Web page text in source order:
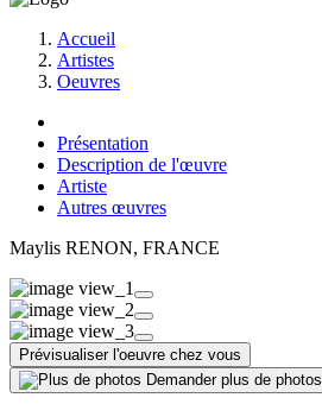
Accueil
Artistes
Oeuvres
Présentation
Description de l'œuvre
Artiste
Autres œuvres
Maylis RENON, FRANCE
Prévisualiser l'oeuvre chez vous
Demander plus de photos